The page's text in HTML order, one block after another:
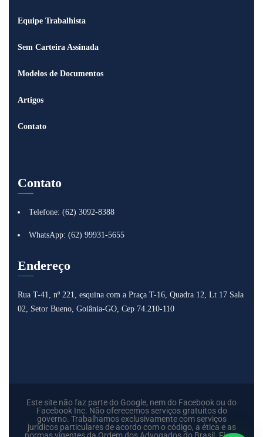
Equipe Trabalhista
Sem Carteira Assinada
Modelos de Documentos
Artigos
Contato
Contato
Telefone: (62) 3092-8388
WhatsApp: (62) 99931-5655
Endereço
Rua T-41, nº 221, esquina com a Praça T-16, Quadra 12, Lt 17 Sala
02, Setor Bueno, Goiânia-GO, Cep 74.210-110
Este site não faz parte do Google, nem do Facebook ou do
Facebook Inc. Não oferecemos serviços gratuitos do
governo. Trabalhamos exclusivamente com serviços
jurídicos particulares de acordo com o código, a ética e as